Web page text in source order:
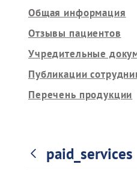
Общая информация
Отзывы пациентов
Учредительные
Публикации
Перечень продукции
paid_services